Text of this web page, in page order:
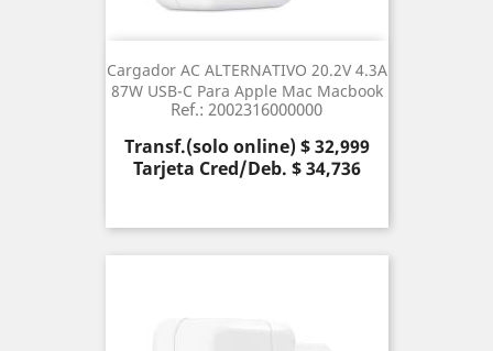
Cargador AC ALTERNATIVO 20.2V 4.3A
87W USB-C Para Apple Mac Macbook
Ref.: 2002316000000
Precio
Transf.(solo online) $ 32,999
Tarjeta Cred/Deb. $ 34,736